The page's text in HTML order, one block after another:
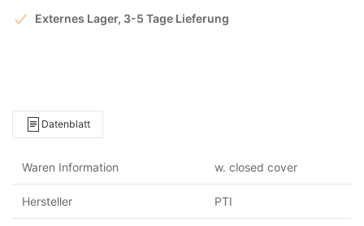
Externes Lager, 3-5 Tage Lieferung
Datenblatt
Waren Information w. closed cover
Hersteller PTI